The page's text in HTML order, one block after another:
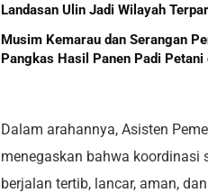
Landasan Ulin Jadi Wilayah
Musim Kemarau dan Serangan
Pangkas Hasil Panen Padi Petani
Dalam arahannya, Asisten
menegaskan bahwa koordinasi
berjalan tertib, lancar, aman,